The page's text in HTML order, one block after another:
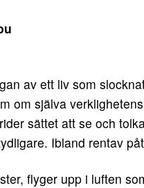
av ett liv som
om själva
sättet att se och
Ibland rentav
flyger upp i luften